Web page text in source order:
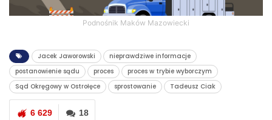
Podnośnik Maków Mazowiecki
Jacek Jaworowski
nieprawdziwe informacje
postanowienie sądu
proces
proces w trybie wyborczym
Sąd Okręgowy w Ostrołęce
sprostowanie Tadeusz Ciak
18
6 629